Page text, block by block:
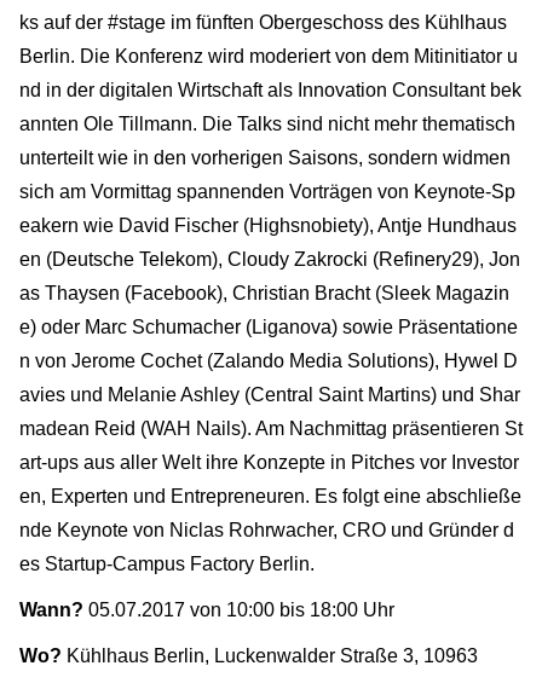
ks auf der #stage im fünften Obergeschoss des Kühlhaus
Berlin. Die Konferenz wird moderiert von dem Mitinitiator u
nd in der digitalen Wirtschaft als Innovation Consultant bek
annten Ole Tillmann. Die Talks sind nicht mehr thematisch
unterteilt wie in den vorherigen Saisons, sondern widmen
sich am Vormittag spannenden Vorträgen von Keynote-Sp
eakern wie David Fischer (Highsnobiety), Antje Hundhaus
en (Deutsche Telekom), Cloudy Zakrocki (Refinery29), Jon
as Thaysen (Facebook), Christian Bracht (Sleek Magazin
e) oder Marc Schumacher (Liganova) sowie Präsentatione
n von Jerome Cochet (Zalando Media Solutions), Hywel D
avies und Melanie Ashley (Central Saint Martins) und Shar
madean Reid (WAH Nails). Am Nachmittag präsentieren St
art-ups aus aller Welt ihre Konzepte in Pitches vor Investor
en, Experten und Entrepreneuren. Es folgt eine abschließe
nde Keynote von Niclas Rohrwacher, CRO und Gründer d
es Startup-Campus Factory Berlin.
Wann? 05.07.2017 von 10:00 bis 18:00 Uhr
Wo? Kühlhaus Berlin, Luckenwalder Straße 3, 10963